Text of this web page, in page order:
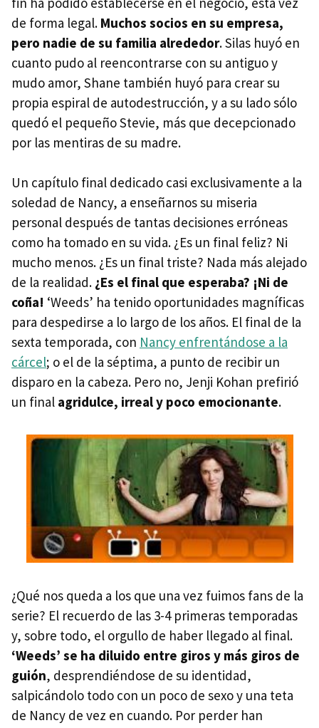
de forma legal. Muchos socios en su empresa,
pero nadie de su familia alrededor. Silas huyó en
cuanto pudo al reencontrarse con su antiguo y
mudo amor, Shane también huyó para crear su
propia espiral de autodestrucción, y a su lado sólo
quedó el pequeño Stevie, más que decepcionado
por las mentiras de su madre.
Un capítulo final dedicado casi exclusivamente a la
soledad de Nancy, a enseñarnos su miseria
personal después de tantas decisiones erróneas
como ha tomado en su vida. ¿Es un final feliz? Ni
mucho menos. ¿Es un final triste? Nada más alejado
de la realidad. ¿Es el final que esperaba? ¡Ni de
coña! ‘Weeds’ ha tenido oportunidades magníficas
para despedirse a lo largo de los años. El final de la
sexta temporada, con Nancy enfrentándose a la
cárcel; o el de la séptima, a punto de recibir un
disparo en la cabeza. Pero no, Jenji Kohan prefirió
un final agridulce, irreal y poco emocionante.
¿Qué nos queda a los que una vez fuimos fans de la
serie? El recuerdo de las 3-4 primeras temporadas
y, sobre todo, el orgullo de haber llegado al final.
‘Weeds’ se ha diluido entre giros y más giros de
guión, desprendiéndose de su identidad,
salpicándolo todo con un poco de sexo y una teta
de Nancy de vez en cuando. Por perder han